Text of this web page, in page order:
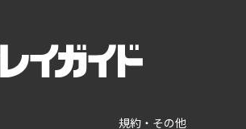
規約・その他